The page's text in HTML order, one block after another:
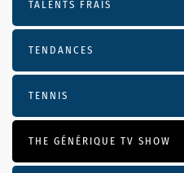
TALENTS FRAIS
TENDANCES
TENNIS
THE GÉNÉRIQUE TV SHOW